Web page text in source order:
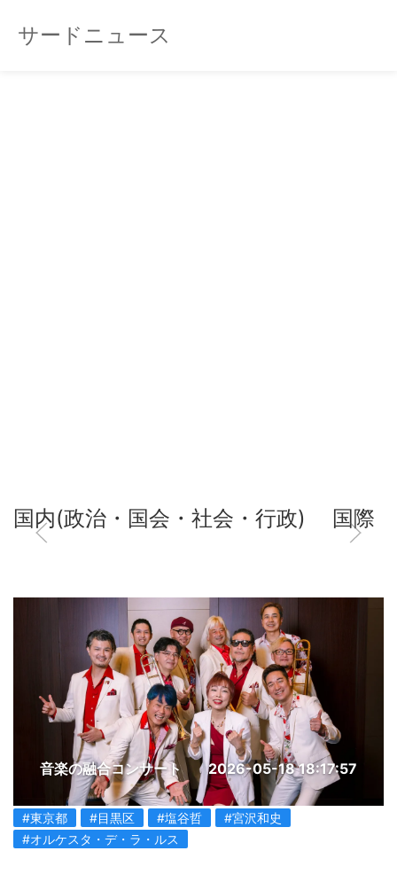
サードニュース
国内(政治・国会・社会・行政) 国際
音楽の融合コンサート 2026-05-18 18:17:57
#東京都 #目黒区 #塩谷哲
#宮沢和史
#オルケスタ・デ・ラ・ルス